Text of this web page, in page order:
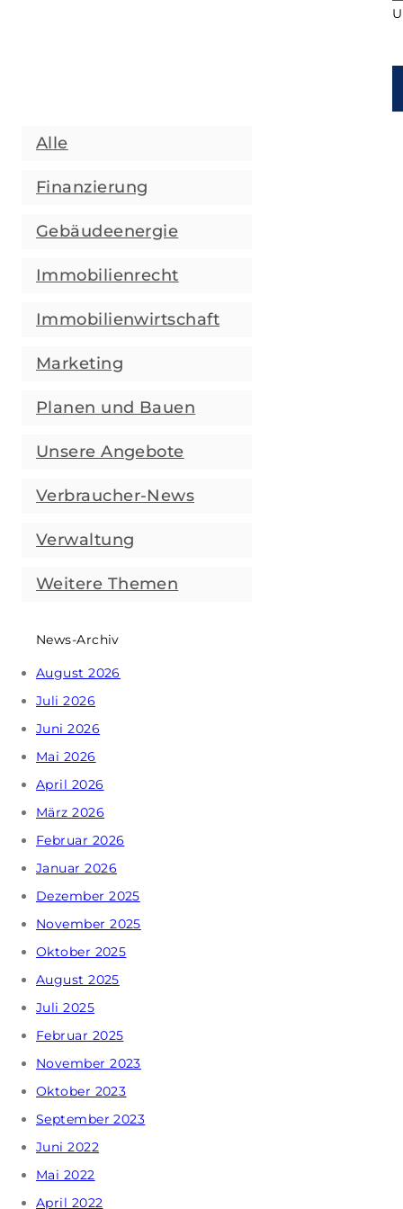
Alle
Finanzierung
Gebäudeenergie
Immobilienrecht
Immobilienwirtschaft
Marketing
Planen und Bauen
Unsere Angebote
Verbraucher-News
Verwaltung
Weitere Themen
News-Archiv
August 2026
Juli 2026
Juni 2026
Mai 2026
April 2026
März 2026
Februar 2026
Januar 2026
Dezember 2025
November 2025
Oktober 2025
August 2025
Juli 2025
Februar 2025
November 2023
Oktober 2023
September 2023
Juni 2022
Mai 2022
April 2022